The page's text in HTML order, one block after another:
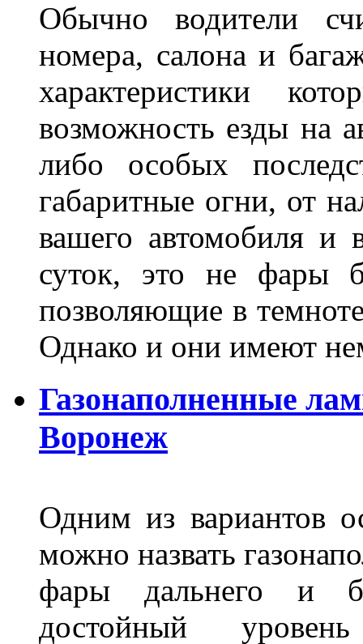
Обычно водители
номера, салона и
характеристики
возможность езды на
либо особых
габаритные огни, от
вашего автомобиля и
суток, это не фары
позволяющие в
Однако и они имеют
Газонаполненные
Воронеж
Одним из вариантов
можно назвать
фары дальнего и
достойный